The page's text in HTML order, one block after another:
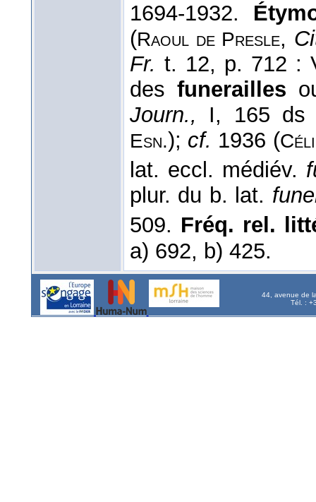
1694-1932.
(Raoul de Presle,
Fr. t. 12, p. 712 :
desfunerailles
Journ.,
I, 165
Esn.); cf. 1936 (
lat. eccl. médiév.
plur. du b. lat.
509. Fréq. rel.
a) 692, b) 425.
44, avenue de
Tél. :